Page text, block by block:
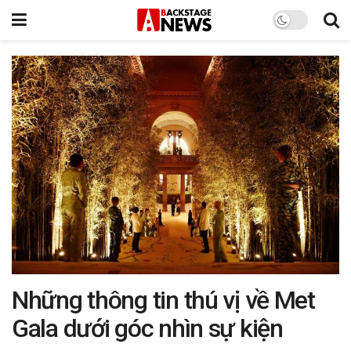
Những thông tin thú vị về Met
Gala dưới góc nhìn sự kiện